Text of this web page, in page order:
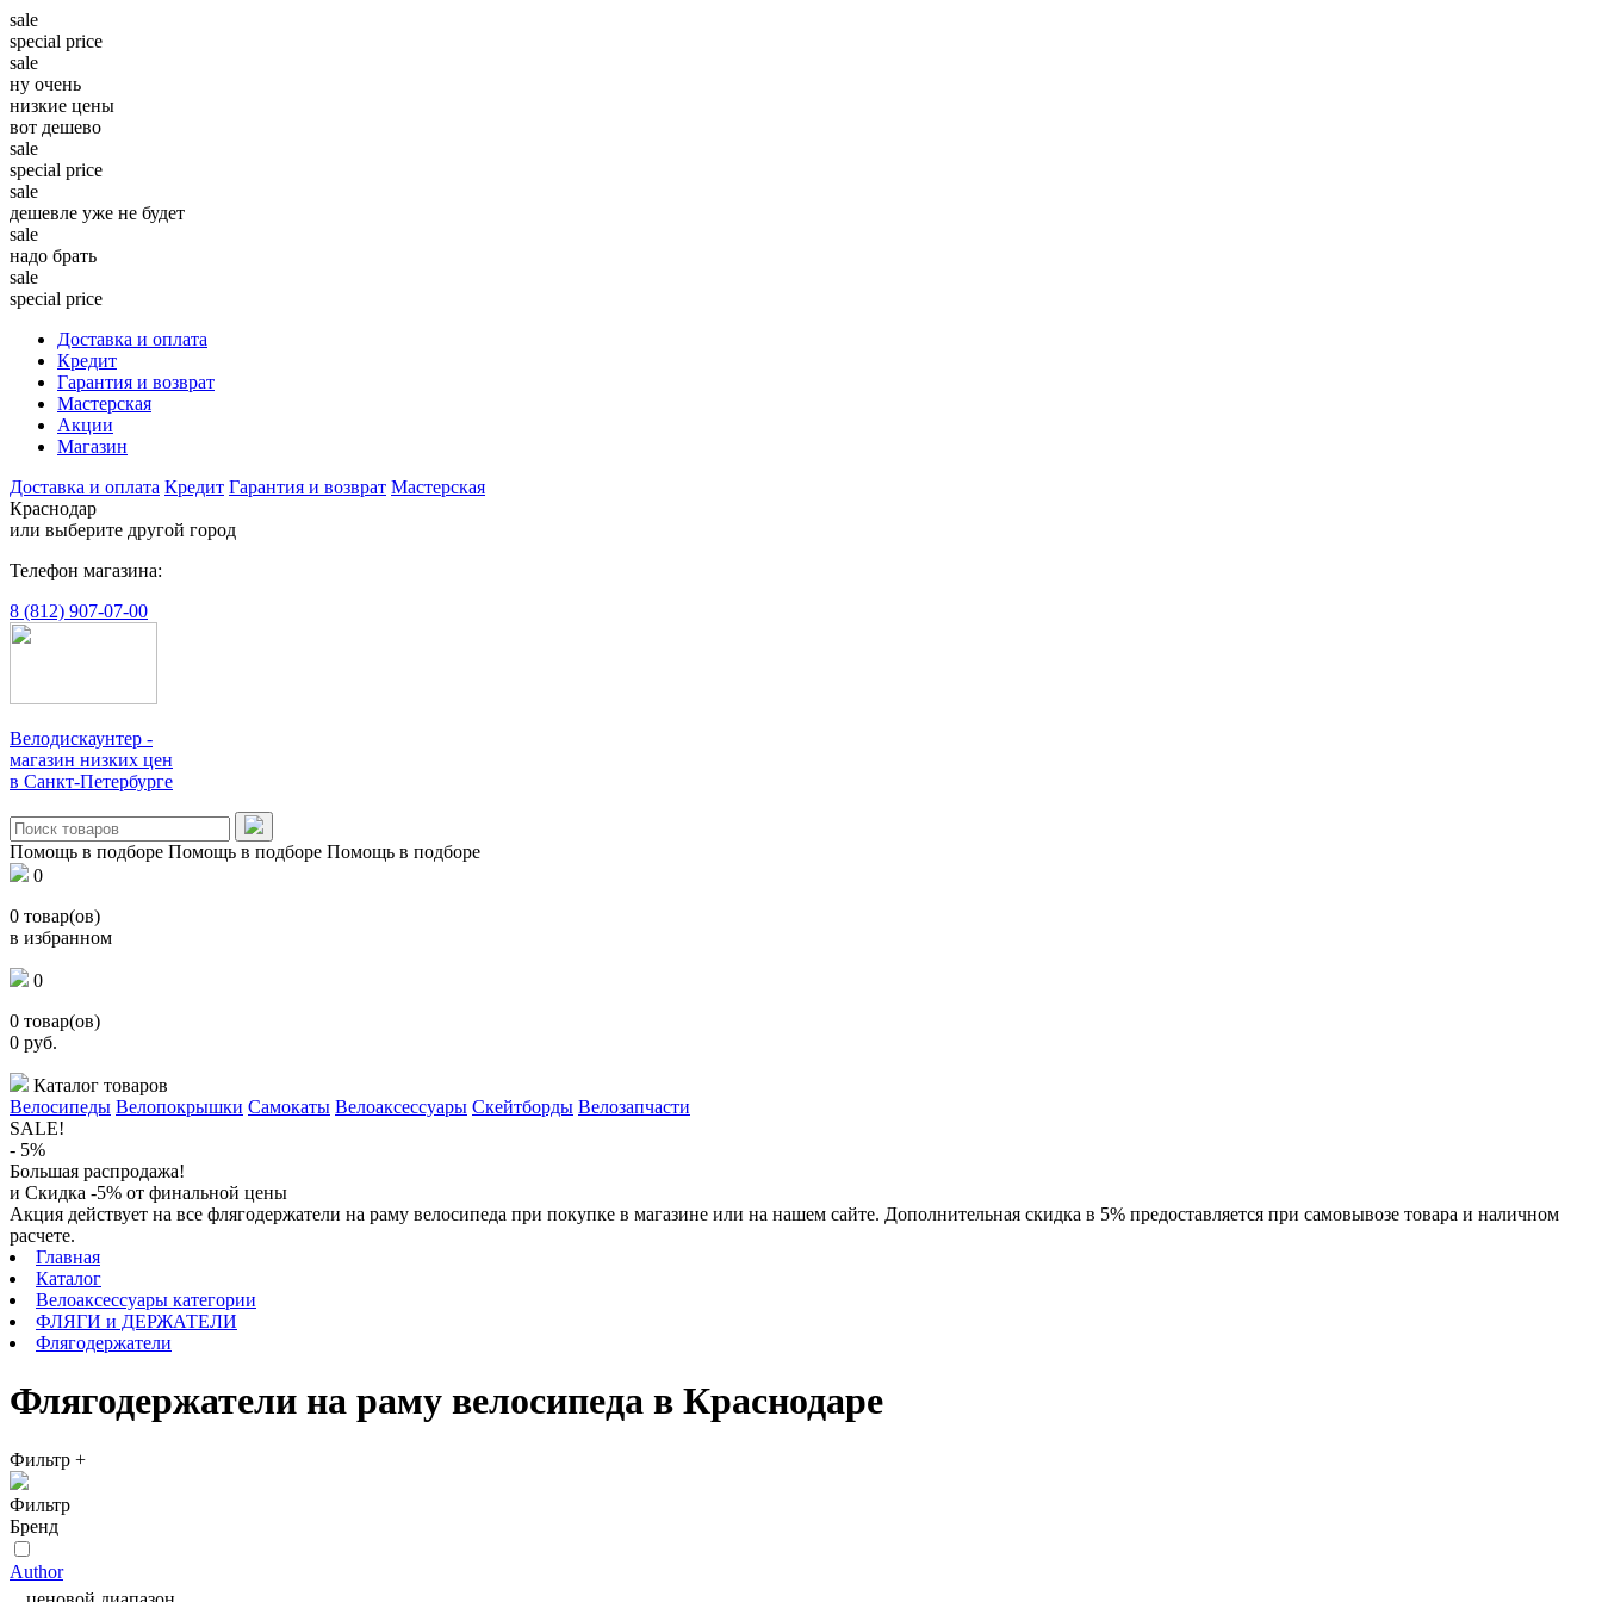
sale
special price
sale
ну очень
низкие цены
вот дешево
sale
special price
sale
дешевле уже не будет
sale
надо брать
sale
special price
Доставка и оплата
Кредит
Гарантия и возврат
Мастерская
Акции
Магазин
Доставка и оплата Кредит Гарантия и возврат Мастерская
Краснодар
или выберите другой город
Телефон магазина:
8 (812) 907-07-00
Велодискаунтер -
магазин низких цен
в Санкт-Петербурге
Помощь в подборе Помощь в подборе Помощь в подборе
0
0 товар(ов)
в избранном
0
0 товар(ов)
0 руб.
Каталог товаров
Велосипеды Велопокрышки Самокаты Велоаксессуары Скейтборды Велозапчасти
SALE!
- 5%
Большая распродажа!
и Скидка -5% от финальной цены
Акция действует на все флягодержатели на раму велосипеда при покупке в магазине или на нашем сайте. Дополнительная скидка в 5% предоставляется при самовывозе товара и наличном
расчете.
Главная
Каталог
Велоаксессуары категории
ФЛЯГИ и ДЕРЖАТЕЛИ
Флягодержатели
Флягодержатели на раму велосипеда в Краснодаре
Фильтр +
Фильтр
Бренд
Author